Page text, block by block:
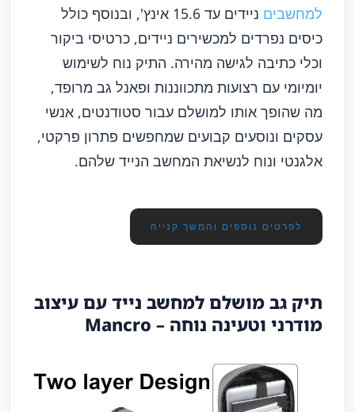
למחשבים
ניידים עד 15.6 אינץ', ובנוסף כולל
כיסים נפרדים למכשירים ניידים, כרטיסי ביקור
וכלי כתיבה לגישה מהירה. התיק נוח לשימוש
יומיומי עם רצועות מתכווננות ופאנל גב מרופד,
מה שהופך אותו למושלם עבור סטודנטים, אנשי
עסקים ונוסעים קבועים שמחפשים פתרון פרקטי,
אלגנטי ונוח לנשיאת המחשב הנייד שלהם.
לפרטים נוספים והמשך קנייה
תיק גב מושלם למחשב נייד עם עיצוב
מודרני וטעינה נוחה – Mancro